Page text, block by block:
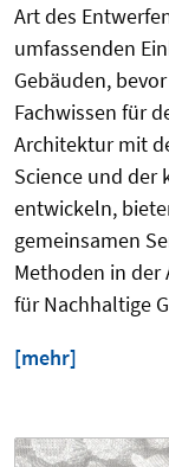
Art des
umfassenden
Gebäuden,
Fachwissen für
Architektur mit
Science und der
entwickeln,
gemeinsamen
Methoden in der
für Nachhaltige
[mehr]